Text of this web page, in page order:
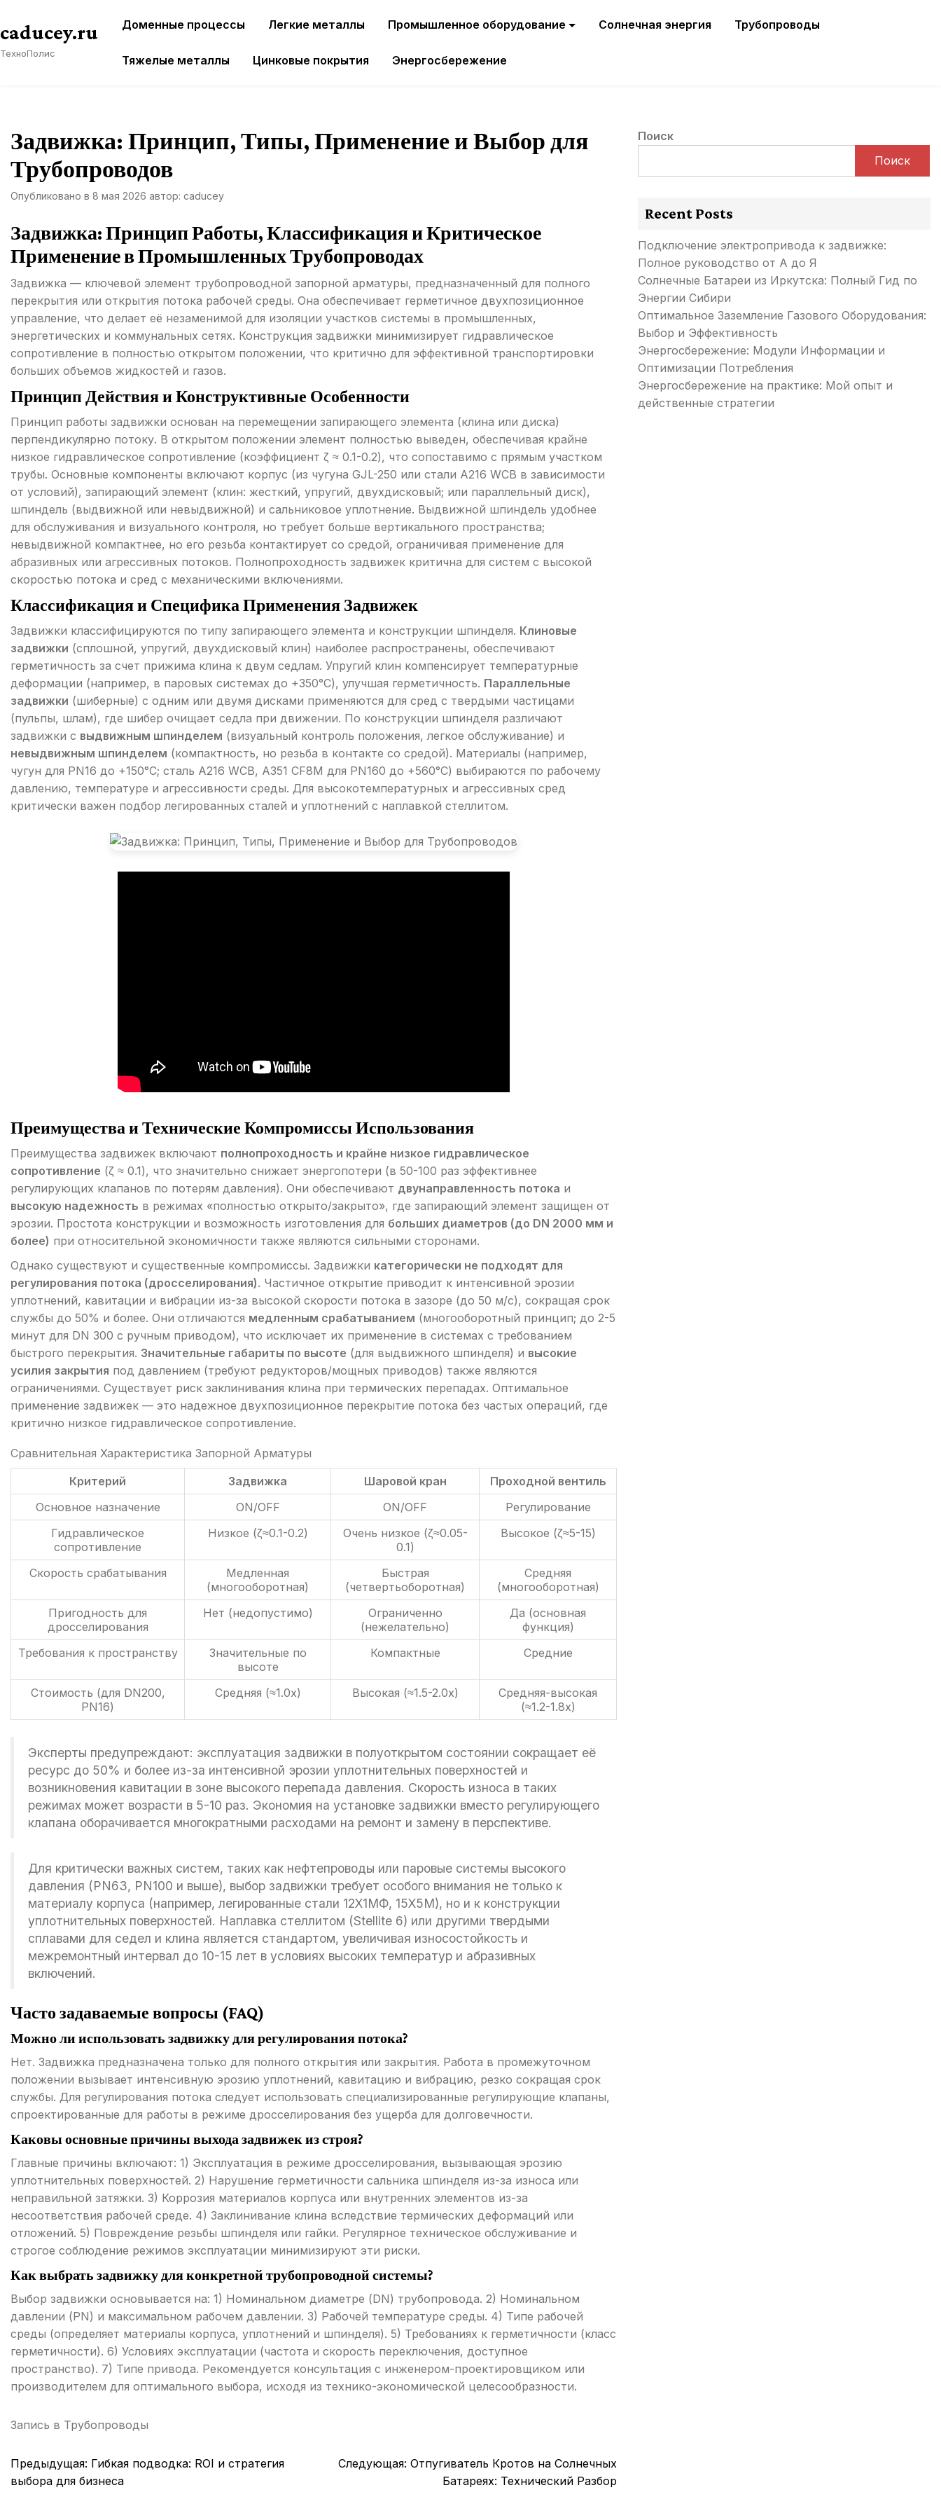
содержимому
caducey.ru
ТехноПолис
Доменные процессы Легкие металлы Промышленное оборудование Солнечная энергия Трубопроводы
Тяжелые металлы Цинковые покрытия Энергосбережение
Задвижка: Принцип, Типы, Применение и Выбор для
Трубопроводов
Опубликовано в 8 мая 2026 автор: caducey
Задвижка: Принцип Работы, Классификация и Критическое
Применение в Промышленных Трубопроводах
Задвижка — ключевой элемент трубопроводной запорной арматуры, предназначенный для полного
перекрытия или открытия потока рабочей среды. Она обеспечивает герметичное двухпозиционное
управление, что делает её незаменимой для изоляции участков системы в промышленных,
энергетических и коммунальных сетях. Конструкция задвижки минимизирует гидравлическое
сопротивление в полностью открытом положении, что критично для эффективной транспортировки
больших объемов жидкостей и газов.
Принцип Действия и Конструктивные Особенности
Принцип работы задвижки основан на перемещении запирающего элемента (клина или диска)
перпендикулярно потоку. В открытом положении элемент полностью выведен, обеспечивая крайне
низкое гидравлическое сопротивление (коэффициент ζ ≈ 0.1-0.2), что сопоставимо с прямым участком
трубы. Основные компоненты включают корпус (из чугуна GJL-250 или стали A216 WCB в зависимости
от условий), запирающий элемент (клин: жесткий, упругий, двухдисковый; или параллельный диск),
шпиндель (выдвижной или невыдвижной) и сальниковое уплотнение. Выдвижной шпиндель удобнее
для обслуживания и визуального контроля, но требует больше вертикального пространства;
невыдвижной компактнее, но его резьба контактирует со средой, ограничивая применение для
абразивных или агрессивных потоков. Полнопроходность задвижек критична для систем с высокой
скоростью потока и сред с механическими включениями.
Классификация и Специфика Применения Задвижек
Задвижки классифицируются по типу запирающего элемента и конструкции шпинделя. Клиновые
задвижки (сплошной, упругий, двухдисковый клин) наиболее распространены, обеспечивают
герметичность за счет прижима клина к двум седлам. Упругий клин компенсирует температурные
деформации (например, в паровых системах до +350°C), улучшая герметичность. Параллельные
задвижки (шиберные) с одним или двумя дисками применяются для сред с твердыми частицами
(пульпы, шлам), где шибер очищает седла при движении. По конструкции шпинделя различают
задвижки с выдвижным шпинделем (визуальный контроль положения, легкое обслуживание) и
невыдвижным шпинделем (компактность, но резьба в контакте со средой). Материалы (например,
чугун для PN16 до +150°C; сталь A216 WCB, A351 CF8M для PN160 до +560°C) выбираются по рабочему
давлению, температуре и агрессивности среды. Для высокотемпературных и агрессивных сред
критически важен подбор легированных сталей и уплотнений с наплавкой стеллитом.
Преимущества и Технические Компромиссы Использования
Преимущества задвижек включают полнопроходность и крайне низкое гидравлическое
сопротивление (ζ ≈ 0.1), что значительно снижает энергопотери (в 50-100 раз эффективнее
регулирующих клапанов по потерям давления). Они обеспечивают двунаправленность потока и
высокую надежность в режимах «полностью открыто/закрыто», где запирающий элемент защищен от
эрозии. Простота конструкции и возможность изготовления для больших диаметров (до DN 2000 мм и
более) при относительной экономичности также являются сильными сторонами.
Однако существуют и существенные компромиссы. Задвижки категорически не подходят для
регулирования потока (дросселирования). Частичное открытие приводит к интенсивной эрозии
уплотнений, кавитации и вибрации из-за высокой скорости потока в зазоре (до 50 м/с), сокращая срок
службы до 50% и более. Они отличаются медленным срабатыванием (многооборотный принцип; до 2-5
минут для DN 300 с ручным приводом), что исключает их применение в системах с требованием
быстрого перекрытия. Значительные габариты по высоте (для выдвижного шпинделя) и высокие
усилия закрытия под давлением (требуют редукторов/мощных приводов) также являются
ограничениями. Существует риск заклинивания клина при термических перепадах. Оптимальное
применение задвижек — это надежное двухпозиционное перекрытие потока без частых операций, где
критично низкое гидравлическое сопротивление.
Сравнительная Характеристика Запорной Арматуры
Критерий
Задвижка Шаровой кран
Проходной вентиль
Основное назначение
ON/OFF ON/OFF
Регулирование
Гидравлическое
сопротивление
Низкое (ζ≈0.1-0.2)
Очень низкое (ζ≈0.05-
0.1)
Высокое (ζ≈5-15)
Скорость срабатывания
Медленная
(многооборотная)
Быстрая
(четвертьоборотная)
Средняя
(многооборотная)
Пригодность для
дросселирования
Нет (недопустимо)
Ограниченно
(нежелательно)
Да (основная
функция)
Требования к пространству
Значительные по
высоте
Компактные Средние
Стоимость (для DN200,
PN16)
Средняя (≈1.0x) Высокая (≈1.5-2.0x)
Средняя-высокая
(≈1.2-1.8x)
Эксперты предупреждают: эксплуатация задвижки в полуоткрытом состоянии сокращает её
ресурс до 50% и более из-за интенсивной эрозии уплотнительных поверхностей и
возникновения кавитации в зоне высокого перепада давления. Скорость износа в таких
режимах может возрасти в 5-10 раз. Экономия на установке задвижки вместо регулирующего
клапана оборачивается многократными расходами на ремонт и замену в перспективе.
Для критически важных систем, таких как нефтепроводы или паровые системы высокого
давления (PN63, PN100 и выше), выбор задвижки требует особого внимания не только к
материалу корпуса (например, легированные стали 12Х1МФ, 15Х5М), но и к конструкции
уплотнительных поверхностей. Наплавка стеллитом (Stellite 6) или другими твердыми
сплавами для седел и клина является стандартом, увеличивая износостойкость и
межремонтный интервал до 10-15 лет в условиях высоких температур и абразивных
включений.
Часто задаваемые вопросы (FAQ)
Можно ли использовать задвижку для регулирования потока?
Нет. Задвижка предназначена только для полного открытия или закрытия. Работа в промежуточном
положении вызывает интенсивную эрозию уплотнений, кавитацию и вибрацию, резко сокращая срок
службы. Для регулирования потока следует использовать специализированные регулирующие клапаны,
спроектированные для работы в режиме дросселирования без ущерба для долговечности.
Каковы основные причины выхода задвижек из строя?
Главные причины включают: 1) Эксплуатация в режиме дросселирования, вызывающая эрозию
уплотнительных поверхностей. 2) Нарушение герметичности сальника шпинделя из-за износа или
неправильной затяжки. 3) Коррозия материалов корпуса или внутренних элементов из-за
несоответствия рабочей среде. 4) Заклинивание клина вследствие термических деформаций или
отложений. 5) Повреждение резьбы шпинделя или гайки. Регулярное техническое обслуживание и
строгое соблюдение режимов эксплуатации минимизируют эти риски.
Как выбрать задвижку для конкретной трубопроводной системы?
Выбор задвижки основывается на: 1) Номинальном диаметре (DN) трубопровода. 2) Номинальном
давлении (PN) и максимальном рабочем давлении. 3) Рабочей температуре среды. 4) Типе рабочей
среды (определяет материалы корпуса, уплотнений и шпинделя). 5) Требованиях к герметичности (класс
герметичности). 6) Условиях эксплуатации (частота и скорость переключения, доступное
пространство). 7) Типе привода. Рекомендуется консультация с инженером-проектировщиком или
производителем для оптимального выбора, исходя из технико-экономической целесообразности.
Запись в Трубопроводы
Навигация
по
Предыдущая: Гибкая подводка: ROI и стратегия
выбора для бизнеса
Следующая: Отпугиватель Кротов на Солнечных
Батареях: Технический Разбор
Поиск
Поиск
Recent Posts
Подключение электропривода к задвижке:
Полное руководство от А до Я
Солнечные Батареи из Иркутска: Полный Гид по
Энергии Сибири
Оптимальное Заземление Газового Оборудования:
Выбор и Эффективность
Энергосбережение: Модули Информации и
Оптимизации Потребления
Энергосбережение на практике: Мой опыт и
действенные стратегии